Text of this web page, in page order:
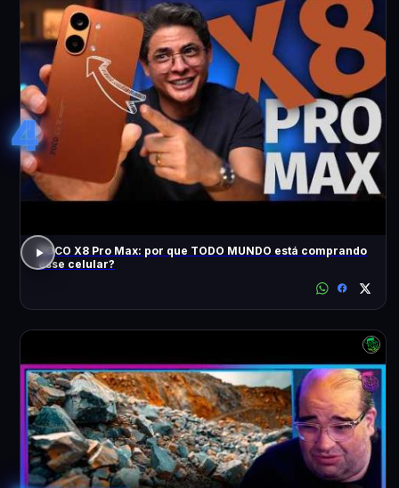
4
POCO X8 Pro Max: por que TODO MUNDO está comprando
esse celular?